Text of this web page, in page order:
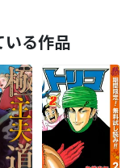
いる作品